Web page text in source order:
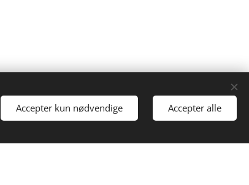
Accepter kun nødvendige Accepter alle